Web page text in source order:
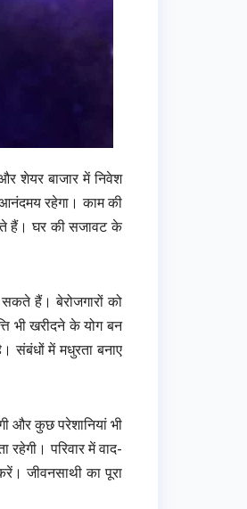
शेयर बाजार में निवेश
आनंदमय रहेगा। काम की
हैं। घर की सजावट के
हैं। बेरोजगारों को
भी खरीदने के योग बन
संबंधों में मधुरता बनाए
और कुछ परेशानियां भी
परिवार में वाद-
जीवनसाथी का पूरा